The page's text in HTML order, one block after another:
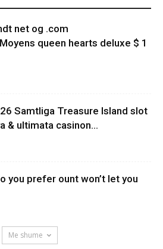
net og .com
queen hearts deluxe $ 1
Samtliga Treasure Island slot
& ultimata casinon...
you prefer ount won’t let you
Me shume